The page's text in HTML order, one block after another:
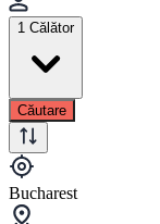
1 Călător
Căutare
Bucharest